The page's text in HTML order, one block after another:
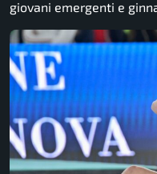
giovani emergenti e